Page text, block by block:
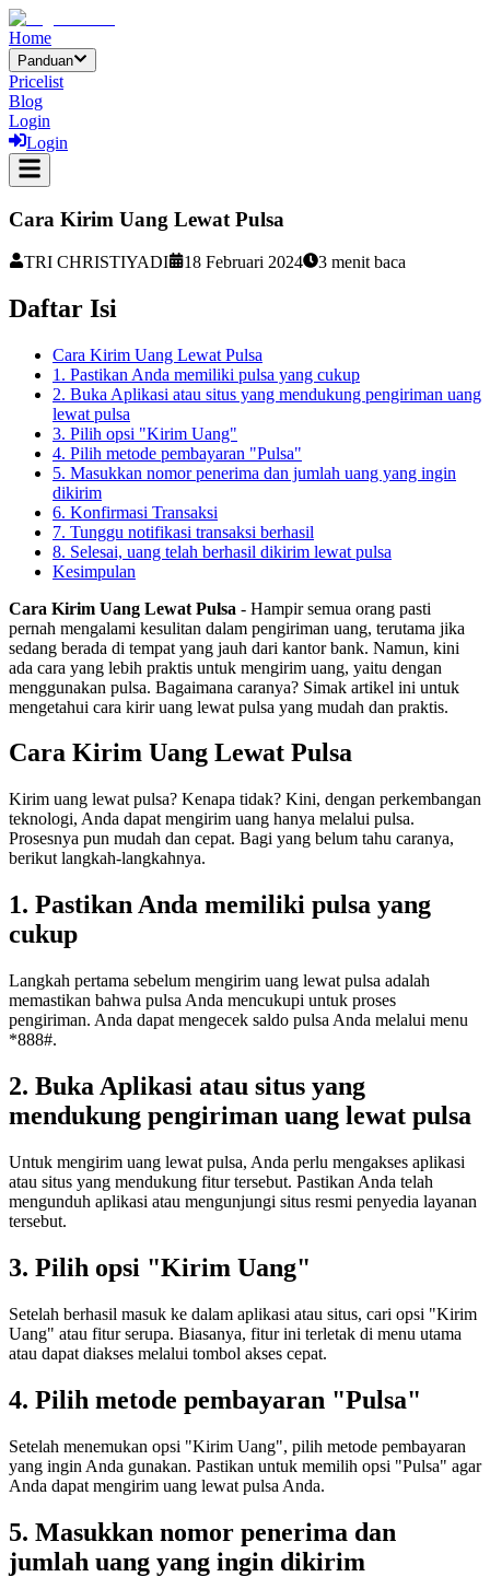
Home
Panduan
Pricelist
Blog
Login
Login
Cara Kirim Uang Lewat Pulsa
TRI CHRISTIYADI 18 Februari 2024 3 menit baca
Daftar Isi
Cara Kirim Uang Lewat Pulsa
1. Pastikan Anda memiliki pulsa yang cukup
2. Buka Aplikasi atau situs yang mendukung pengiriman uang
lewat pulsa
3. Pilih opsi "Kirim Uang"
4. Pilih metode pembayaran "Pulsa"
5. Masukkan nomor penerima dan jumlah uang yang ingin
dikirim
6. Konfirmasi Transaksi
7. Tunggu notifikasi transaksi berhasil
8. Selesai, uang telah berhasil dikirim lewat pulsa
Kesimpulan
Cara Kirim Uang Lewat Pulsa - Hampir semua orang pasti
pernah mengalami kesulitan dalam pengiriman uang, terutama jika
sedang berada di tempat yang jauh dari kantor bank. Namun, kini
ada cara yang lebih praktis untuk mengirim uang, yaitu dengan
menggunakan pulsa. Bagaimana caranya? Simak artikel ini untuk
mengetahui cara kirir uang lewat pulsa yang mudah dan praktis.
Cara Kirim Uang Lewat Pulsa
Kirim uang lewat pulsa? Kenapa tidak? Kini, dengan perkembangan
teknologi, Anda dapat mengirim uang hanya melalui pulsa.
Prosesnya pun mudah dan cepat. Bagi yang belum tahu caranya,
berikut langkah-langkahnya.
1. Pastikan Anda memiliki pulsa yang
cukup
Langkah pertama sebelum mengirim uang lewat pulsa adalah
memastikan bahwa pulsa Anda mencukupi untuk proses
pengiriman. Anda dapat mengecek saldo pulsa Anda melalui menu
*888#.
2. Buka Aplikasi atau situs yang
mendukung pengiriman uang lewat pulsa
Untuk mengirim uang lewat pulsa, Anda perlu mengakses aplikasi
atau situs yang mendukung fitur tersebut. Pastikan Anda telah
mengunduh aplikasi atau mengunjungi situs resmi penyedia layanan
tersebut.
3. Pilih opsi "Kirim Uang"
Setelah berhasil masuk ke dalam aplikasi atau situs, cari opsi "Kirim
Uang" atau fitur serupa. Biasanya, fitur ini terletak di menu utama
atau dapat diakses melalui tombol akses cepat.
4. Pilih metode pembayaran "Pulsa"
Setelah menemukan opsi "Kirim Uang", pilih metode pembayaran
yang ingin Anda gunakan. Pastikan untuk memilih opsi "Pulsa" agar
Anda dapat mengirim uang lewat pulsa Anda.
5. Masukkan nomor penerima dan
jumlah uang yang ingin dikirim